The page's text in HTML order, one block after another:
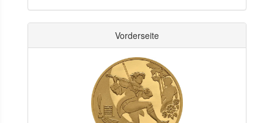
Vorderseite